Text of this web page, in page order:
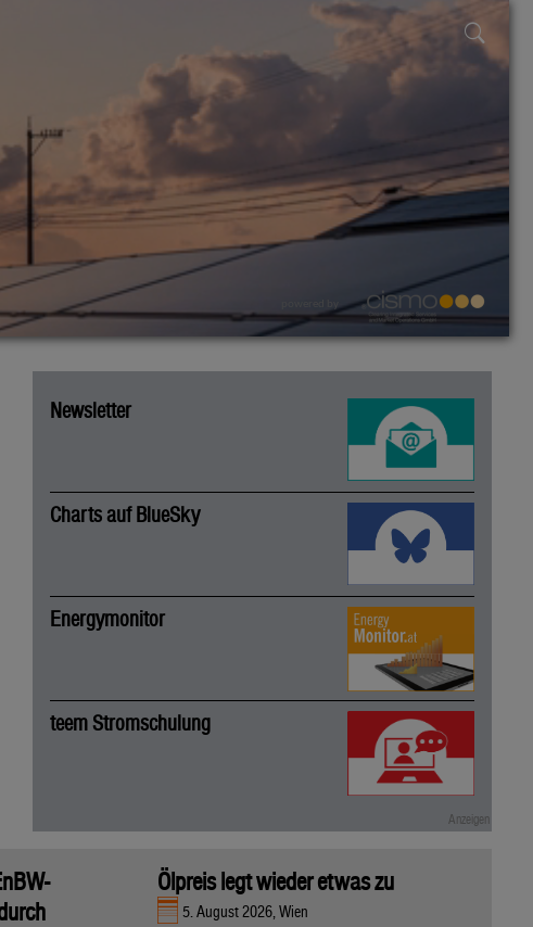
Newsletter
Charts auf BlueSky
Energymonitor
teem Stromschulung
Ölpreis legt wieder etwas zu
5. August 2026, Wien